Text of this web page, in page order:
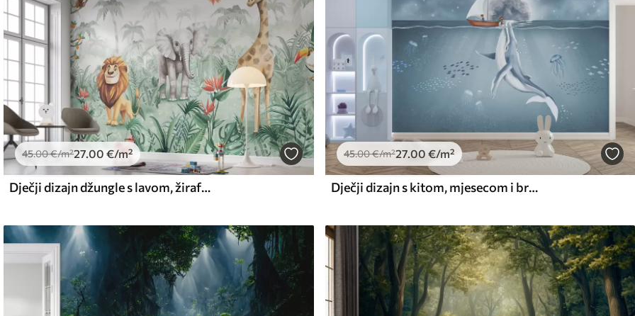
45.00€/m²27.00 €/m²
Dječji dizajn džungle s lavom, žirafom, slonom i papigama
45.00€/m²27.00 €/m²
Dječji dizajn s kitom, mjesecom i brodom s djecom